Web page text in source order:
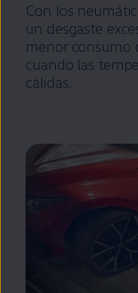
Con los
un desgaste
menor consumo
cuando las
cálidas.